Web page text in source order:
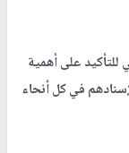
للتأكيد على أهمية
في كل أنحاء